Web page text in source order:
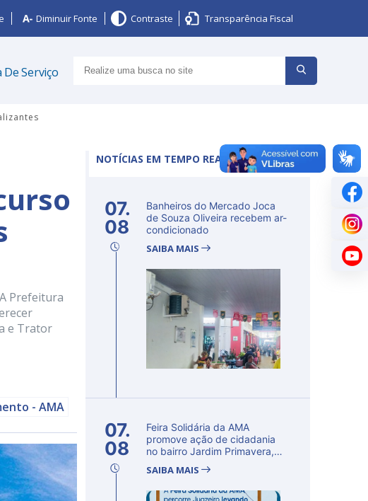
Diminuir Fonte Contraste Transparência Fiscal
De Serviço
Prefeitura
e Trator
- AMA
NOTÍCIAS EM TEMPO REAL
07.
08
Banheiros do Mercado Joca
de Souza Oliveira recebem ar-
condicionado
SAIBA MAIS
07.
08
Feira Solidária da AMA
promove ação de cidadania
no bairro Jardim Primavera,
SAIBA MAIS